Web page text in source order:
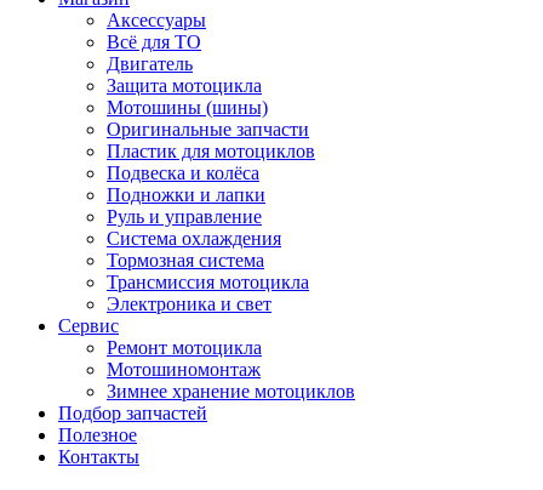
Аксессуары
Всё для ТО
Двигатель
Защита мотоцикла
Мотошины (шины)
Оригинальные запчасти
Пластик для мотоциклов
Подвеска и колёса
Подножки и лапки
Руль и управление
Система охлаждения
Тормозная система
Трансмиссия мотоцикла
Электроника и свет
Сервис
Ремонт мотоцикла
Мотошиномонтаж
Зимнее хранение мотоциклов
Подбор запчастей
Полезное
Контакты